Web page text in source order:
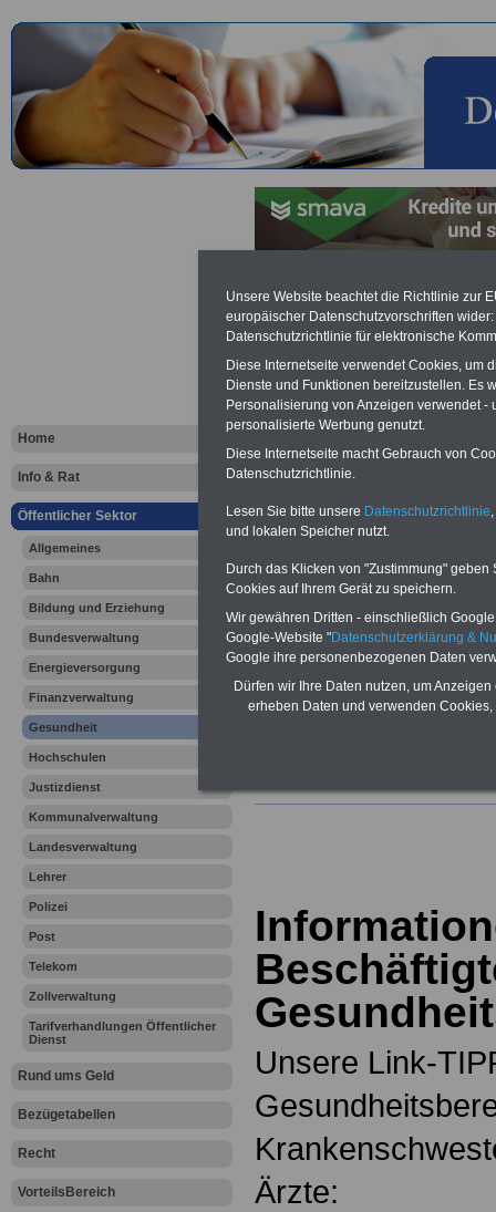
Home
Info & Rat
Öffentlicher Sektor
Allgemeines
Bahn
Bildung und Erziehung
Bundesverwaltung
Energieversorgung
Finanzverwaltung
Gesundheit
Hochschulen
Justizdienst
Kommunalverwaltung
Landesverwaltung
Lehrer
Polizei
Post
Telekom
Zollverwaltung
Tarifverhandlungen Öffentlicher
Dienst
Rund ums Geld
Bezügetabellen
Recht
VorteilsBereich
Vorteile für den
öffentlichen Dienst
Berufsunfähigkeitsabsicherung
-Krankenzusatzversicherung
Krankenkassen-
Zahnzusatzversicherung-
Ihr
den Fall der
Unsere Link-
Ärzte:
Unsere Website beachtet die Richtlinie zur
europäischer Datenschutzvorschriften
Datenschutzrichtlinie für elektronische
Diese Internetseite verwendet Cookies, um
Dienste und Funktionen bereitzustellen. Es
Personalisierung von Anzeigen verwendet
personalisierte Werbung genutzt.
Diese Internetseite macht Gebrauch von
Datenschutzrichtlinie.
Lesen Sie bitte unsere Datenschutzrichtlinie
und lokalen Speicher nutzt.
Durch das Klicken von "Zustimmung"
Cookies auf Ihrem Gerät zu speichern.
Wir gewähren Dritten - einschließlich
Google-Website "Datenschutzerklärung &
Google ihre personenbezogenen Daten
Dürfen wir Ihre Daten nutzen, um
erheben Daten und verwenden